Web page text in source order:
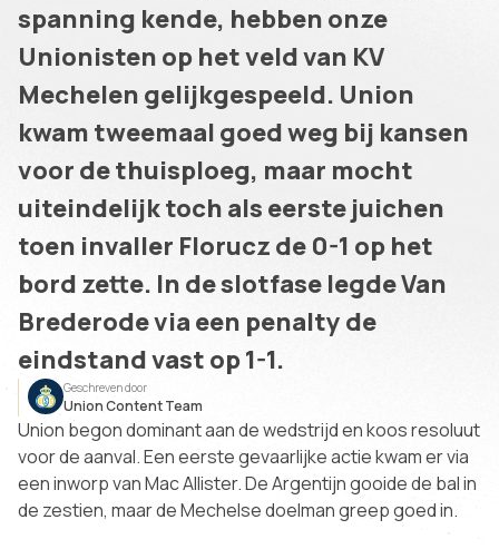
spanning kende, hebben onze
Unionisten op het veld van KV
Mechelen gelijkgespeeld. Union
kwam tweemaal goed weg bij kansen
voor de thuisploeg, maar mocht
uiteindelijk toch als eerste juichen
toen invaller Florucz de 0-1 op het
bord zette. In de slotfase legde Van
Brederode via een penalty de
eindstand vast op 1-1.
Geschreven door
Union Content Team
Union begon dominant aan de wedstrijd en koos resoluut
voor de aanval. Een eerste gevaarlijke actie kwam er via
een inworp van Mac Allister. De Argentijn gooide de bal in
de zestien, maar de Mechelse doelman greep goed in.